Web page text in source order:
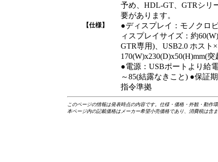
予め、HDL-GT、GTRシリ
要があります。
【仕様】
●ディスプレイ：モノクロ
ィスプレイサイズ：約
GTR専用)、USB2.0 ホスト
170(W)x230(D)x50(H)mm(
●電源：USBポートより給
～85(結露なきこと) ●保証
指令準拠
このページの情報は発表時点の内容です。仕様・価格・外観・動作
本ページ内の記載価格はメーカー希望小売価格であり、消費税は含